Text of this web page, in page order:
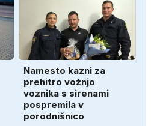
Namesto kazni za
prehitro vožnjo
voznika s sirenami
pospremila v
porodnišnico